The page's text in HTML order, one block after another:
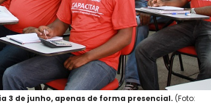
3 de junho, apenas de forma presencial. (Foto: